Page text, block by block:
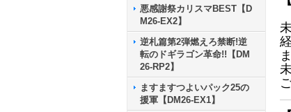
悪感謝祭カリスマBEST【D
M26-EX2】
逆札篇第2弾燃えろ禁断!逆
転のドギラゴン革命!!【DM
26-RP2】
ますますつよいパック25の
援軍【DM26-EX1】